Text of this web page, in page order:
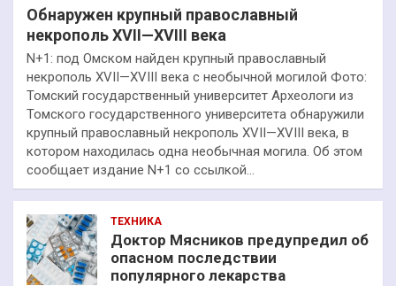
Обнаружен крупный православный
некрополь XVII—XVIII века
N+1: под Омском найден крупный православный
некрополь XVII—XVIII века с необычной могилой Фото:
Томский государственный университет Археологи из
Томского государственного университета обнаружили
крупный православный некрополь XVII—XVIII века, в
котором находилась одна необычная могила. Об этом
сообщает издание N+1 со ссылкой…
ТЕХНИКА
Доктор Мясников предупредил об
опасном последствии
популярного лекарства